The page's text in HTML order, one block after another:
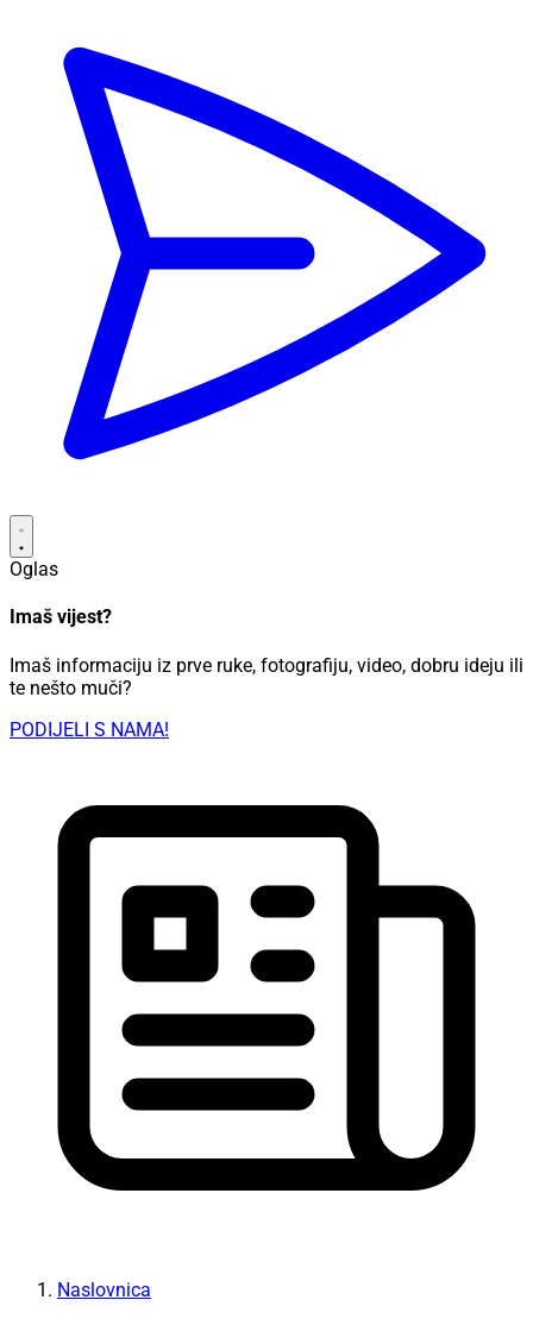
Oglas
Imaš vijest?
Imaš informaciju iz prve ruke, fotografiju, video, dobru ideju ili
te nešto muči?
PODIJELI S NAMA!
Naslovnica